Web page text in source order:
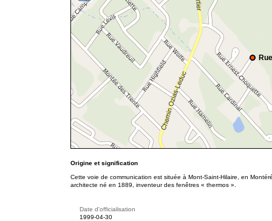
Origine et signification
Cette voie de communication est située à Mont-Saint-Hilaire, en
architecte né en 1889, inventeur des fenêtres « thermos ».
Date d'officialisation
1999-04-30